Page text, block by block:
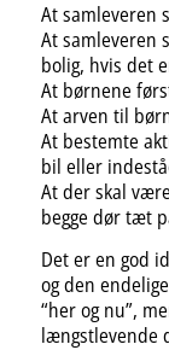
At samleveren
At samleveren
bolig, hvis det
At børnene
At arven til
At bestemte
bil eller
At der skal
begge dør tæt
Det er en god
og den
“her og nu”,
længstlevende